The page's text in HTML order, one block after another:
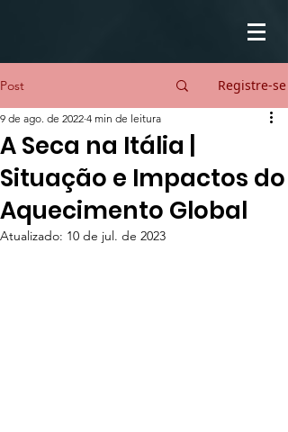
Post Registre-se
A Seca na Itália |
Situação e Impactos do
Aquecimento Global
9 de ago. de 2022 4 min de leitura
Atualizado: 10 de jul. de 2023